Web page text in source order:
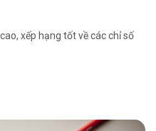
xếp hạng tốt về các chỉ số